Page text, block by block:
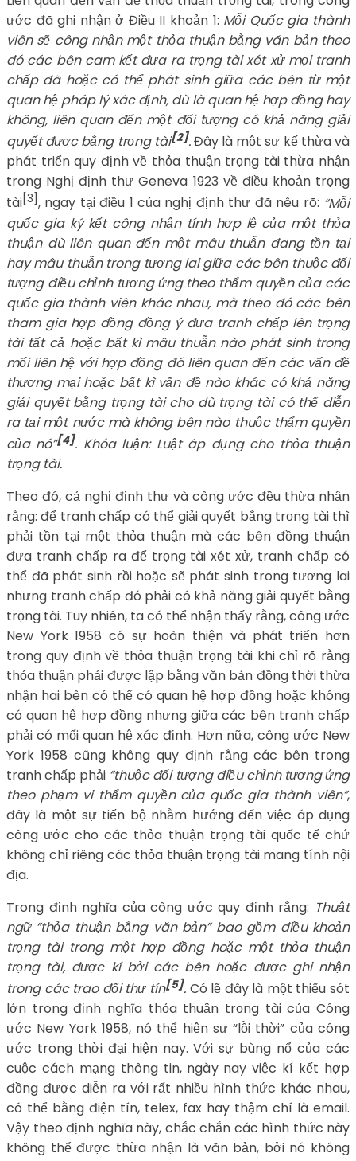
ước đã ghi nhận ở Điều II khoản 1: Mỗi Quốc gia thành
viên sẽ công nhận một thỏa thuận bằng văn bản theo
đó các bên cam kết đưa ra trọng tài xét xử mọi tranh
chấp đã hoặc có thể phát sinh giữa các bên từ một
quan hệ pháp lý xác định, dù là quan hệ hợp đồng hay
không, liên quan đến một đối tượng có khả năng giải
quyết được bằng trọng tài[2].Đây là một sự kế thừa và
phát triển quy định về thỏa thuận trọng tài thừa nhận
trong Nghị định thư Geneva 1923 về điều khoản trọng
tài [3] , ngay tại điều 1 của nghị định thư đã nêu rõ: “Mỗi
quốc gia ký kết công nhận tính hợp lệ của một thỏa
thuận dù liên quan đến một mâu thuẫn đang tồn tại
hay mâu thuẫn trong tương lai giữa các bên thuộc đối
tượng điều chỉnh tương ứng theo thẩm quyền của các
quốc gia thành viên khác nhau, mà theo đó các bên
tham gia hợp đồng đồng ý đưa tranh chấp lên trọng
tài tất cả hoặc bất kì mâu thuẫn nào phát sinh trong
mối liên hệ với hợp đồng đó liên quan đến các vấn đề
thương mại hoặc bất kì vấn đề nào khác có khả năng
giải quyết bằng trọng tài cho dù trọng tài có thể diễn
ra tại một nước mà không bên nào thuộc thẩm quyền
của nó”[4]. Khóa luận: Luật áp dụng cho thỏa thuận
trọng tài.
Theo đó, cả nghị định thư và công ước đều thừa nhận
rằng: để tranh chấp có thể giải quyết bằng trọng tài thì
phải tồn tại một thỏa thuận mà các bên đồng thuận
đưa tranh chấp ra để trọng tài xét xử, tranh chấp có
thể đã phát sinh rồi hoặc sẽ phát sinh trong tương lai
nhưng tranh chấp đó phải có khả năng giải quyết bằng
trọng tài. Tuy nhiên, ta có thể nhận thấy rằng, công ước
New York 1958 có sự hoàn thiện và phát triển hơn
trong quy định về thỏa thuận trọng tài khi chỉ rõ rằng
thỏa thuận phải được lập bằng văn bản đồng thời thừa
nhận hai bên có thể có quan hệ hợp đồng hoặc không
có quan hệ hợp đồng nhưng giữa các bên tranh chấp
phải có mối quan hệ xác định. Hơn nữa, công ước New
York 1958 cũng không quy định rằng các bên trong
tranh chấp phải “thuộc đối tượng điều chỉnh tương ứng
theo phạm vi thẩm quyền của quốc gia thành viên”,
đây là một sự tiến bộ nhằm hướng đến việc áp dụng
công ước cho các thỏa thuận trọng tài quốc tế chứ
không chỉ riêng các thỏa thuận trọng tài mang tính nội
địa.
Trong định nghĩa của công ước quy định rằng: Thuật
ngữ “thỏa thuận bằng văn bản” bao gồm điều khoản
trọng tài trong một hợp đồng hoặc một thỏa thuận
trọng tài, được kí bởi các bên hoặc được ghi nhận
trong các trao đổi thư tín[5].Có lẽ đây là một thiếu sót
lớn trong định nghĩa thỏa thuận trọng tài của Công
ước New York 1958, nó thể hiện sự “lỗi thời” của công
ước trong thời đại hiện nay. Với sự bùng nổ của các
cuộc cách mạng thông tin, ngày nay việc kí kết hợp
đồng được diễn ra với rất nhiều hình thức khác nhau,
có thể bằng điện tín, telex, fax hay thậm chí là email.
Vậy theo định nghĩa này, chắc chắn các hình thức này
không thể được thừa nhận là văn bản, bởi nó không